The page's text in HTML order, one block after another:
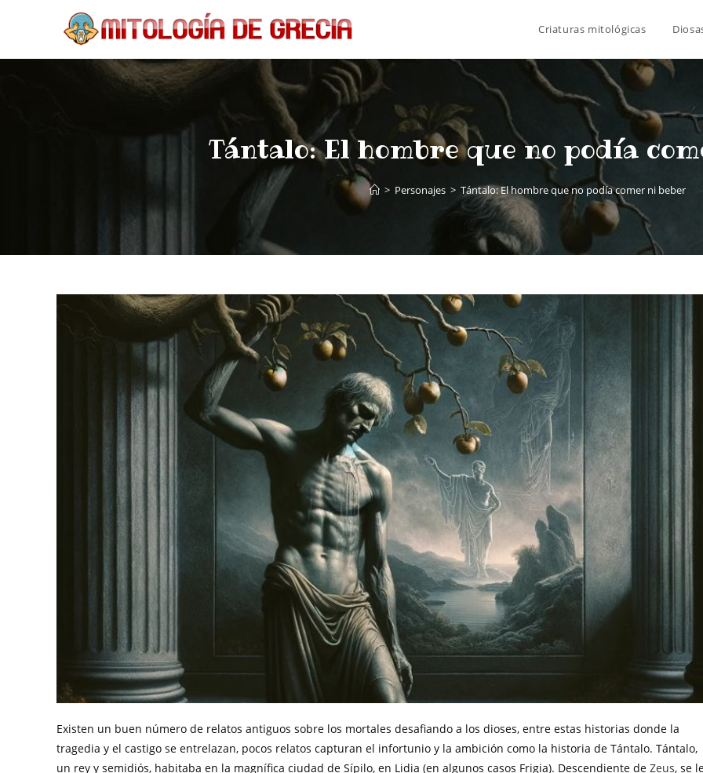
Criaturas mitológicas
Tántalo: El hombre que no podía
> Personajes > Tántalo: El hombre que no podía comer ni beber
Existen un buen número de relatos antiguos sobre los mortales desafiando a los dioses, entre estas historias donde la
tragedia y el castigo se entrelazan, pocos relatos capturan el infortunio y la ambición como la historia de Tántalo. Tántalo,
un rey y semidiós, habitaba en la magnífica ciudad de Sípilo, en Lidia (en algunos casos Frigia). Descendiente de Zeus, se